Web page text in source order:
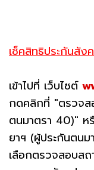
เช็คสิทธิประกันสั
เข้าไปที่ เว็บไซต์
กดคลิกที่ "ตรวจส
ตนมาตรา 40)" ห
ยาฯ (ผู้ประกันตนม
เลือกตรวจสอบสถ